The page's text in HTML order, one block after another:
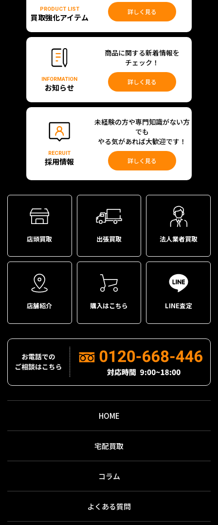
PRODUCT LIST
買取強化アイテム
詳しく見る
INFORMATION
お知らせ
商品に関する新着情報を
チェック！
詳しく見る
RECRUIT
採用情報
未経験の方や専門知識がない方
でも
やる気があれば大歓迎です！
詳しく見る
店頭買取 出張買取 法人業者買取
店舗紹介 購入はこちら LINE査定
HOME
宅配買取
コラム
よくある質問